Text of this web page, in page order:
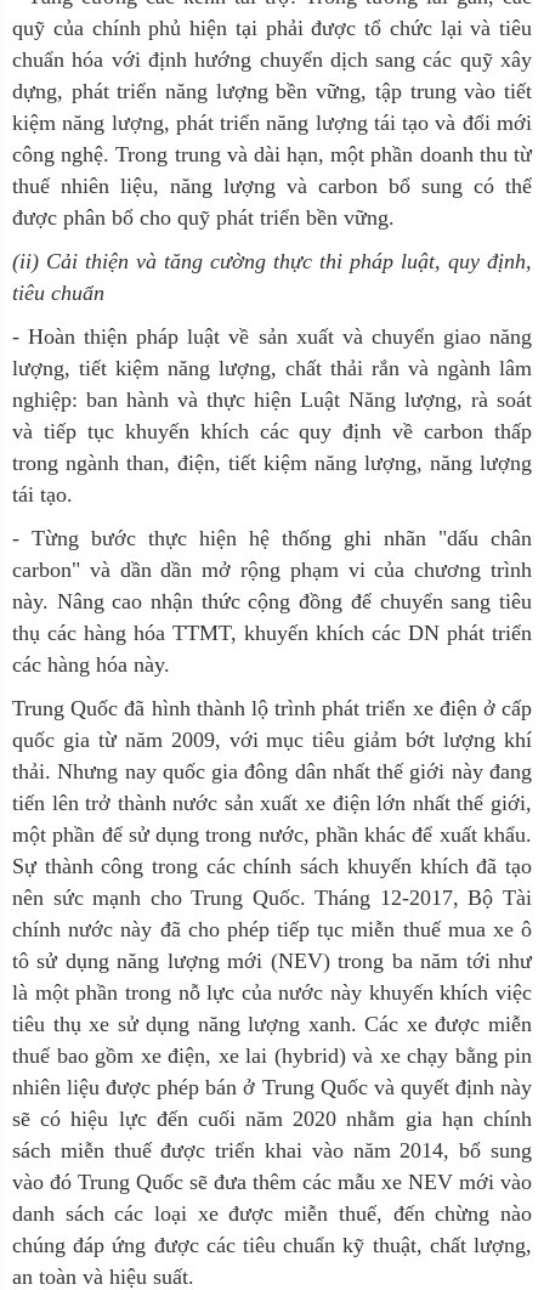
quỹ của chính phủ hiện tại phải được tổ chức lại và tiêu
chuẩn hóa với định hướng chuyển dịch sang các quỹ xây
dựng, phát triển năng lượng bền vững, tập trung vào tiết
kiệm năng lượng, phát triển năng lượng tái tạo và đổi mới
công nghệ. Trong trung và dài hạn, một phần doanh thu từ
thuế nhiên liệu, năng lượng và carbon bổ sung có thể
được phân bổ cho quỹ phát triển bền vững.
(ii) Cải thiện và tăng cường thực thi pháp luật, quy định,
tiêu chuẩn
- Hoàn thiện pháp luật về sản xuất và chuyển giao năng
lượng, tiết kiệm năng lượng, chất thải rắn và ngành lâm
nghiệp: ban hành và thực hiện Luật Năng lượng, rà soát
và tiếp tục khuyến khích các quy định về carbon thấp
trong ngành than, điện, tiết kiệm năng lượng, năng lượng
tái tạo.
- Từng bước thực hiện hệ thống ghi nhãn "dấu chân
carbon" và dần dần mở rộng phạm vi của chương trình
này. Nâng cao nhận thức cộng đồng để chuyển sang tiêu
thụ các hàng hóa TTMT, khuyến khích các DN phát triển
các hàng hóa này.
Trung Quốc đã hình thành lộ trình phát triển xe điện ở cấp
quốc gia từ năm 2009, với mục tiêu giảm bớt lượng khí
thải. Nhưng nay quốc gia đông dân nhất thế giới này đang
tiến lên trở thành nước sản xuất xe điện lớn nhất thế giới,
một phần để sử dụng trong nước, phần khác để xuất khẩu.
Sự thành công trong các chính sách khuyến khích đã tạo
nên sức mạnh cho Trung Quốc. Tháng 12-2017, Bộ Tài
chính nước này đã cho phép tiếp tục miễn thuế mua xe ô
tô sử dụng năng lượng mới (NEV) trong ba năm tới như
là một phần trong nỗ lực của nước này khuyến khích việc
tiêu thụ xe sử dụng năng lượng xanh. Các xe được miễn
thuế bao gồm xe điện, xe lai (hybrid) và xe chạy bằng pin
nhiên liệu được phép bán ở Trung Quốc và quyết định này
sẽ có hiệu lực đến cuối năm 2020 nhằm gia hạn chính
sách miễn thuế được triển khai vào năm 2014, bổ sung
vào đó Trung Quốc sẽ đưa thêm các mẫu xe NEV mới vào
danh sách các loại xe được miễn thuế, đến chừng nào
chúng đáp ứng được các tiêu chuẩn kỹ thuật, chất lượng,
an toàn và hiệu suất.